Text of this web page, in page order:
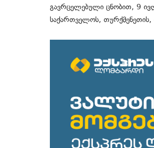
გავრცელებული ცნობით, 9
საქართველოს, თურქმენეთის,